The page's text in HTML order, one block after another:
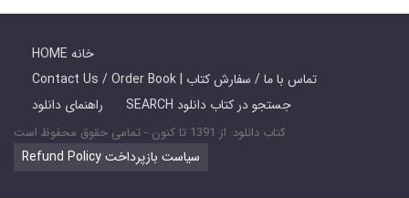
HOME خانه
Contact Us / Order Book | تماس با ما / سفارش کتاب
راهنمای دانلود
SEARCH جستجو در کتاب دانلود
کتاب دانلود: از 1391 تا کنون - تمامی حقوق محفوظ است
Refund Policy سیاست بازپرداخت